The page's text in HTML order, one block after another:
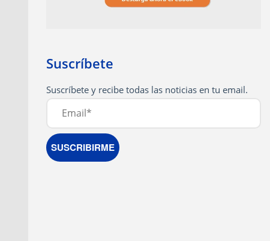
Suscríbete